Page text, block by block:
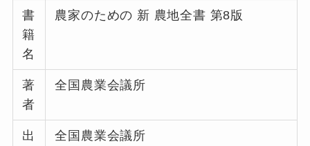
書
籍
名
農家のための 新 農地全書 第8版
著
者
全国農業会議所
出
全国農業会議所